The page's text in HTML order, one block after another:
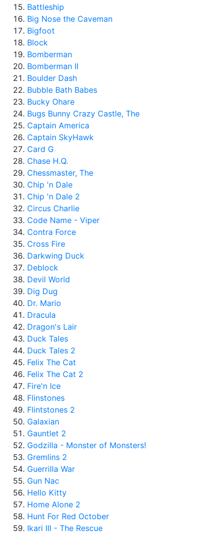
Battleship
Big Nose the Caveman
Bigfoot
Block
Bomberman
Bomberman II
Boulder Dash
Bubble Bath Babes
Bucky Ohare
Bugs Bunny Crazy Castle, The
Captain America
Captain SkyHawk
Card G
Chase H.Q.
Chessmaster, The
Chip 'n Dale
Chip 'n Dale 2
Circus Charlie
Code Name - Viper
Contra Forсe
Cross Fire
Darkwing Duck
Deblock
Devil World
Dig Dug
Dr. Mario
Dracula
Dragon's Lair
Duck Tales
Duck Tales 2
Felix The Cat
Felix The Cat 2
Fire'n Ice
Flinstones
Flintstones 2
Galaxian
Gauntlet 2
Godzilla - Monster of Monsters!
Gremlins 2
Guerrilla War
Gun Nac
Hello Kitty
Home Alone 2
Hunt For Red October
Ikari III - The Rescue